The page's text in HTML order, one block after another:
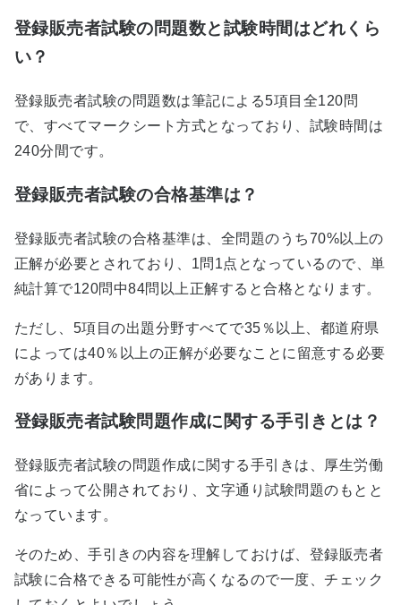
登録販売者試験の問題数と試験時間はどれくら
い？
登録販売者試験の問題数は筆記による5項目全120問
で、すべてマークシート方式となっており、試験時間は
240分間です。
登録販売者試験の合格基準は？
登録販売者試験の合格基準は、全問題のうち70%以上の
正解が必要とされており、1問1点となっているので、単
純計算で120問中84問以上正解すると合格となります。
ただし、5項目の出題分野すべてで35％以上、都道府県
によっては40％以上の正解が必要なことに留意する必要
があります。
登録販売者試験問題作成に関する手引きとは？
登録販売者試験の問題作成に関する手引きは、厚生労働
省によって公開されており、文字通り試験問題のもとと
なっています。
そのため、手引きの内容を理解しておけば、登録販売者
試験に合格できる可能性が高くなるので一度、チェック